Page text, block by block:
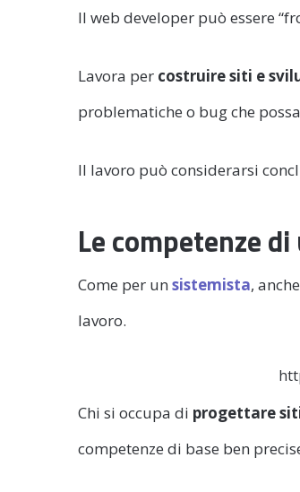
Il web developer può essere
Lavora per costruire siti e
problematiche o bug che
Il lavoro può considerarsi
Le competenze
Come per un sistemista,
lavoro.
Chi si occupa di progettare
competenze di base ben